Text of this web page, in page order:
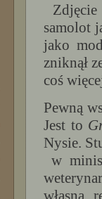
samolot
jako
zniknął
coś
Pewną
Jest to
Nysie.
w
własną